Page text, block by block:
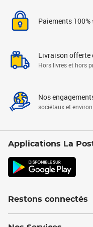
Paiements 100%
Livraison offerte
Hors livres et hors
Nos
sociétaux et
Applications La
Restons connectés